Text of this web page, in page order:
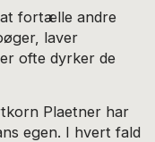
fortælle andre
laver
ofte dyrker de
Plaetner har
egen. I hvert fald